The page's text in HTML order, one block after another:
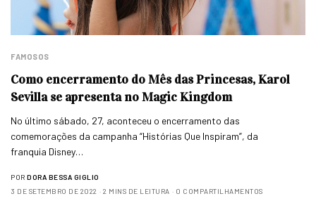
FAMOSOS
Como encerramento do Mês das Princesas, Karol
Sevilla se apresenta no Magic Kingdom
No último sábado, 27, aconteceu o encerramento das
comemorações da campanha “Histórias Que Inspiram”, da
franquia Disney…
POR DORA BESSA GIGLIO
3 DE SETEMBRO DE 2022
2 MINS DE LEITURA 0 COMPARTILHAMENTOS